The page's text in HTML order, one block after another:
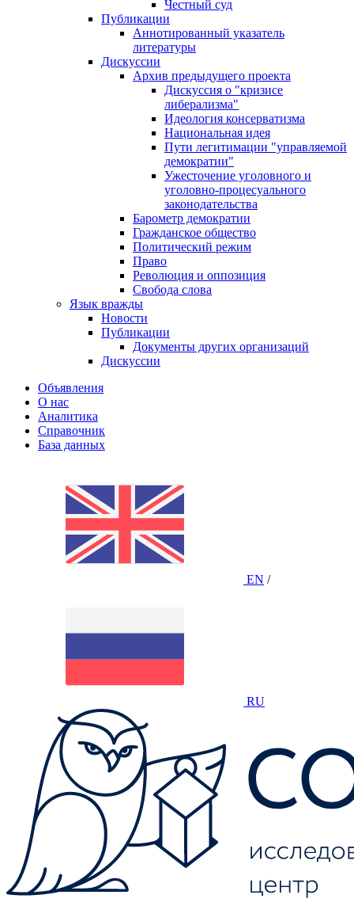
Честный суд
Публикации
Аннотированный указатель
литературы
Дискуссии
Архив предыдущего проекта
Дискуссия о "кризисе
либерализма"
Идеология консерватизма
Национальная идея
Пути легитимации "управляемой
демократии"
Ужесточение уголовного и
уголовно-процесуального
законодательства
Барометр демократии
Гражданское общество
Политический режим
Право
Революция и оппозиция
Свобода слова
Язык вражды
Новости
Публикации
Документы других организаций
Дискуссии
Объявления
О нас
Аналитика
Справочник
База данных
EN /
RU